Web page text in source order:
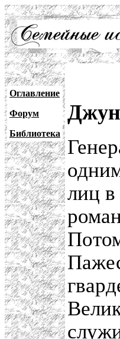
Оглавление
Форум
Библиотека
лиц в